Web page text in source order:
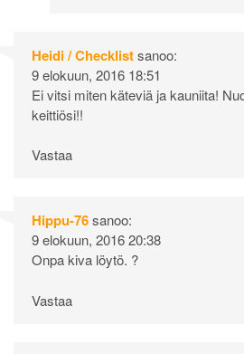
Heidi / Checklistsanoo:
9 elokuun, 2016 18:51
Ei vitsi miten käteviä ja kauniita!
keittiösi!!
Vastaa
Hippu-76sanoo:
9 elokuun, 2016 20:38
Onpa kiva löytö. ?
Vastaa